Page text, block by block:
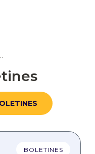
BOLETINES